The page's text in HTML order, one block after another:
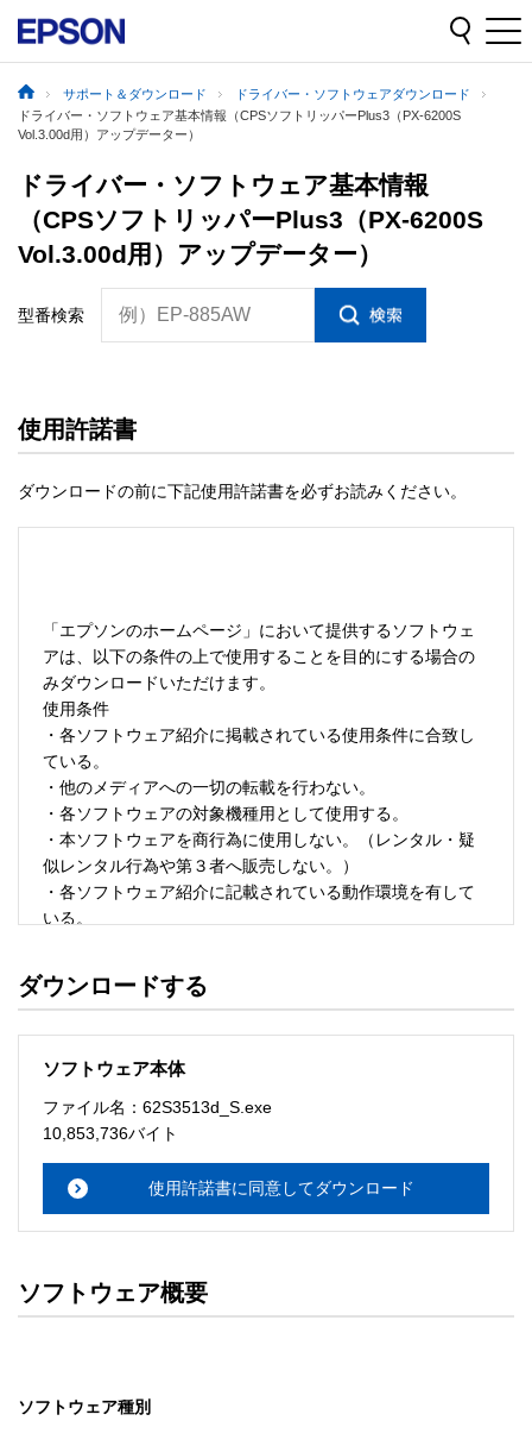
サポート＆ダウンロード
ドライバー・ソフトウェアダウンロード
ドライバー・ソフトウェア基本情報（CPSソフトリッパーPlus3（PX-6200S
Vol.3.00d用）アップデーター）
ドライバー・ソフトウェア基本情報
（CPSソフトリッパーPlus3（PX-6200S
Vol.3.00d用）アップデーター）
型番検索 例）EP-885AW
使用許諾書
ダウンロードの前に下記使用許諾書を必ずお読みください。
「エプソンのホームページ」において提供するソフトウェ
アは、以下の条件の上で使用することを目的にする場合の
みダウンロードいただけます。
使用条件
・各ソフトウェア紹介に掲載されている使用条件に合致し
ている。
・他のメディアへの一切の転載を行わない。
・各ソフトウェアの対象機種用として使用する。
・本ソフトウェアを商行為に使用しない。（レンタル・疑
似レンタル行為や第３者へ販売しない。）
・各ソフトウェア紹介に記載されている動作環境を有して
いる。
・ソフトウェアを改変、またはリバースエンジニアリング
ソフトウェアのサポート
・本サーバでは、ユーザーサポートは行いません。搭載ソ
メーションセンターまでお願い
ルをお読み下さい。
ソフトウェアの保証範囲
・ソフトウェアのダウンロード・導入はお客様の責任にお
ダウンロードする
ソフトウェア本体
ファイル名：62S3513d_S.exe
10,853,736バイト
使用許諾書に同意してダウンロード
ソフトウェア概要
ソフトウェア種別